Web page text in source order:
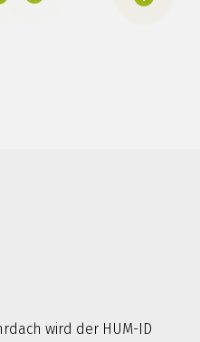
wird der HUM-ID